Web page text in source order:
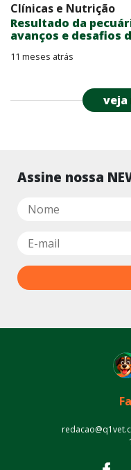
Clínicas e Nutrição
Resultado da
avanços e desafios
11 meses atrás
veja
Assine nossa